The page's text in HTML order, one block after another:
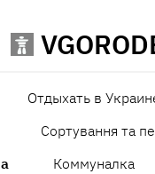
Отдыхать в
Сортування та
Коммуналка